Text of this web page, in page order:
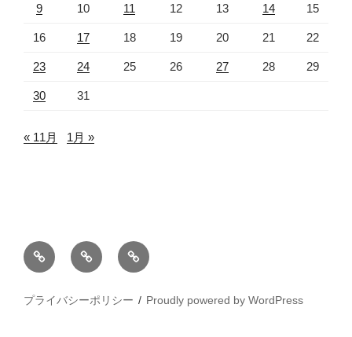
9 10 11 12 13 14 15
16 17 18 19 20 21 22
23 24 25 26 27 28 29
30 31
« 11月 1月 »
プ
ラ
お
問
ホ
ー
プライバシーポリシー Proudly powered by WordPress